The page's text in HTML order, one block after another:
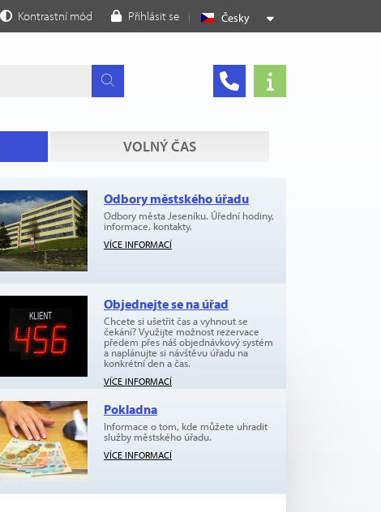
Česky
Kontrastní mód Přihlásit se
VOLNÝ ČAS
Odbory městského úřadu
Odbory města Jeseníku. Úřední hodiny,
informace, kontakty.
VÍCE INFORMACÍ
Objednejte se na úřad
Chcete si ušetřit čas a vyhnout se
čekání? Využijte možnost rezervace
předem přes náš objednávkový systém
a naplánujte si návštěvu úřadu na
konkrétní den a čas.
VÍCE INFORMACÍ
Pokladna
Informace o tom, kde můžete uhradit
služby městského úřadu.
VÍCE INFORMACÍ